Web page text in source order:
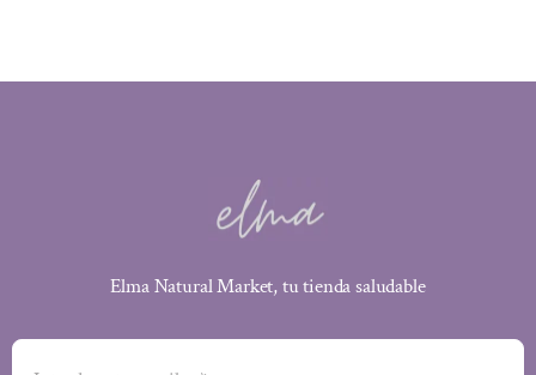
Elma Natural Market, tu tienda saludable